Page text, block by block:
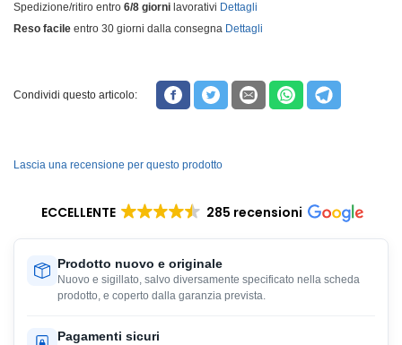
Spedizione/ritiro entro 6/8 giorni lavorativi Dettagli
Reso facile entro 30 giorni dalla consegna Dettagli
Condividi questo articolo:
Lascia una recensione per questo prodotto
ECCELLENTE 285 recensioni
Prodotto nuovo e originale
Nuovo e sigillato, salvo diversamente specificato nella scheda
prodotto, e coperto dalla garanzia prevista.
Pagamenti sicuri